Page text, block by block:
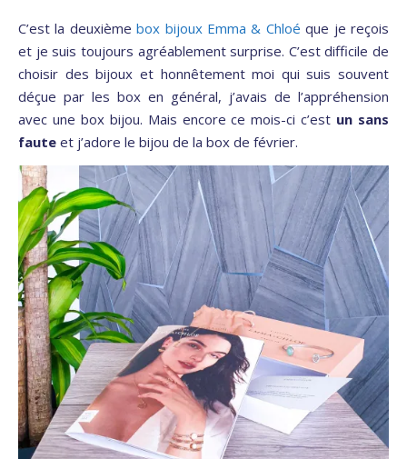
C’est la deuxièmebox bijoux Emma & Chloé que je reçois
et je suis toujours agréablement surprise. C’est difficile de
choisir des bijoux et honnêtement moi qui suis souvent
déçue par les box en général, j’avais de l’appréhension
avec une box bijou. Mais encore ce mois-ci c’est un sans
faute et j’adore le bijou de la box de février.